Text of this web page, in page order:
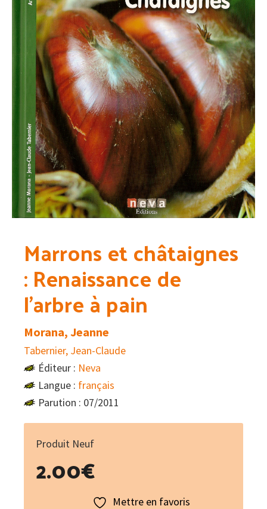
Marrons et châtaignes
: Renaissance de
l’arbre à pain
Morana, Jeanne
Tabernier, Jean-Claude
Éditeur : Neva
Langue : français
Parution : 07/2011
Produit Neuf
2.00€
Mettre en favoris